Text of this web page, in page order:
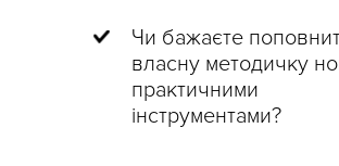
Чи бажаєте
власну методичку
практичними
інструментами?